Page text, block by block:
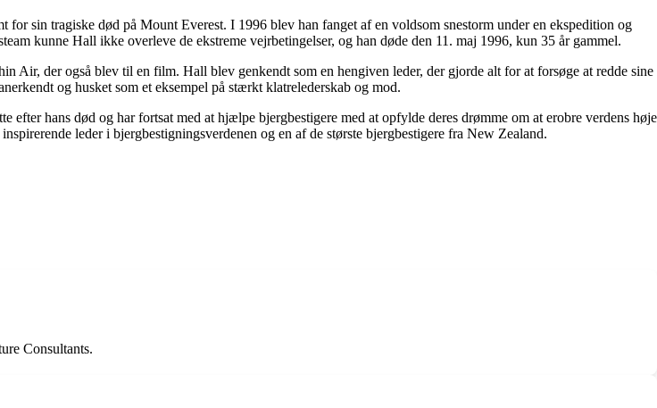
sin tragiske død på Mount Everest. I 1996 blev han fanget af en voldsom snestorm under en ekspedition og
kunne Hall ikke overleve de ekstreme vejrbetingelser, og han døde den 11. maj 1996, kun 35 år gammel.
Air, der også blev til en film. Hall blev genkendt som en hengiven leder, der gjorde alt for at forsøge at redde sine
og husket som et eksempel på stærkt klatrelederskab og mod.
hans død og har fortsat med at hjælpe bjergbestigere med at opfylde deres drømme om at erobre verdens høje
leder i bjergbestigningsverdenen og en af de største bjergbestigere fra New Zealand.
Consultants.